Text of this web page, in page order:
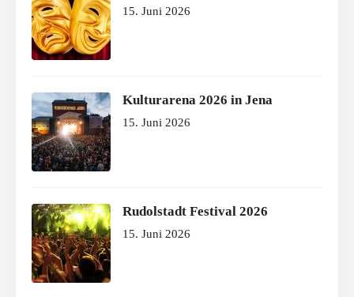
15. Juni 2026
Kulturarena 2026 in Jena
15. Juni 2026
Rudolstadt Festival 2026
15. Juni 2026